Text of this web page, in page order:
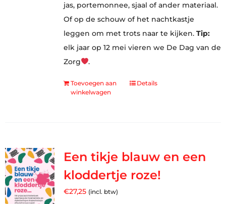
jas, portemonnee, sjaal of ander materiaal.
Of op de schouw of het nachtkastje
leggen om met trots naar te kijken. Tip:
elk jaar op 12 mei vieren we De Dag van de
Zorg
.
Toevoegen aan
winkelwagen
Details
Een tikje blauw en een
kloddertje roze!
€27,25 (incl. btw)